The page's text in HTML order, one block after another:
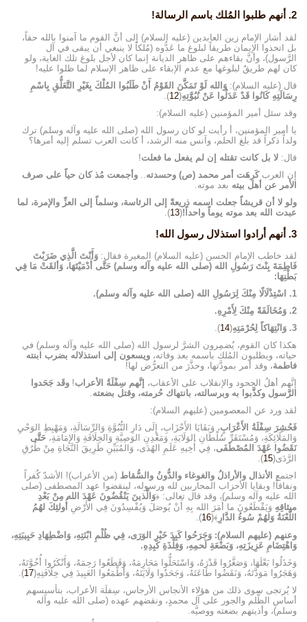
2. أنهم طلبوا المُلك باسم الرسالة!
لقد أشار الإمام زين العابدين (عليه السلام) إلى أنَّ القوم ما آمنوا بالله حقاً،
بل اتخذوا الإيمان طريقاً لبلوغ ما عَدُّوه (مُلكاً لا ينبغي أن يبقى في آل
الرَّسول)، وأنَّ بقاءهم على ظاهر الديانة إنما كان لأجل بلوغ تلك الغاية، ولو
كان لهم طريقٌ لبلوغها مع عدم الإبقاء على ظاهر الإسلام لما ظلوا عليه!
قال (عليه السلام): وَالله لَوْ تَمَكَّنَ القَوْمُ أَنْ طَلَبُوا المُلْكَ بِغَيْرِ التَّعَلُّقِ بِاسْمِ
رِسَالَتِهِ كَانُوا قَدْ عَدَلُوا عَنْ نُبُوَّتِهِ(
12
).
وقد سئل أمير المؤمنين (عليه السلام):
يا أمير المؤمنين، أ رأيت لو كان رسول الله (صلى الله عليه وآله وسلم) ترك
ولداً ذكراً قد بلغ الحلم، وآنس منه الرشد، أ كانت العرب تسلم إليه أمرها؟
قال: لا بل كانت تقتله إن لم يفعل ما فعلت!
إن العربكَرِهَت أمر محمد (ص) وحسدته
وأجمعت مُذ كان حياً على صرف
الأمر عن أهل بيته بعد موته.
ولو لا أن قريشاً جعلت اسمه ذريعةً إلى الرئاسة، وسلماً إلى العزِّ والإمرة، لما
عبدت الله بعد موته يوماً واحداً!(
13
).
3. أنهم أرادوا استذلال رسول الله!
لقد خاطب الإمام الحسن (عليه السلام) المغيرة فقال: وَأَنْتَ الَّذِي ضَرَبْتَ
فَاطِمَةَ بِنْتَ رَسُولِ الله (صلى الله عليه وآله وسلم) حَتَّى أَدْمَيْتَهَا، وَألقَتْ مَا فِي
بَطْنِهَا:
1. اسْتِذْلَالًا مِنْكَ لِرَسُولِ الله (صلى الله عليه وآله وسلم).
2. وَمُخَالَفَةً مِنْكَ لِأَمْرِهِ.
3. وَانْتِهَاكاً لِحُرْمَتِهِ
(
14
).
هكذا كان القوم، يُضمِرون الشرَّ لرسول الله (صلى الله عليه وآله وسلم) في
حياته، ويطلبون المُلك باسمه بعد وفاته، ويسعون إلى استذلاله بضرب ابنته
فاطمة، وقد أمر بمودَّتها، وحذَّرَ من التعرُّض لها!
إنَّهم أهلُ الجحود والإنقلاب على الأعقاب، إنَّهم سِفْلَةُ الأعراب! وقَد جَحَدوا
الرَّسول وكذَّبوا به وبرسالته، بانتهاك حُرمته، وقتل بضعته.
لقد ورد عن المعصومين (عليهم السلام):
فَحُشِرَ سِفْلَةُ الأَعْرَابِ، وَبَقَايَا الأَحْزَابِ، إِلَى دَارِ النُّبُوَّةِ وَالرِّسَالَةِ، وَمَهْبِطِ الوَحْيِ
وَالمَلَائِكَةِ، وَمُسْتَقَرِّ سُلْطَانِ الوَلَايَةِ، وَمَعْدِنِ الوَصِيَّةِ وَالخِلَافَةِ وَالإِمَامَةِ، حَتَّى
نَقَضُوا عَهْدَ المُصْطَفَى، فِي أَخِيهِ عَلَمِ الهُدَى، وَالمُبَيِّنِ طَرِيقَ النَّجَاةِ مِنْ طُرُقِ
الرَّدَى(15
).
اجتمع الأنذال والأراذلُ والغوغاء والدُّونُ والسُّقاط (من الأعراب)! الأشدّ كُفراً
ونفاقاً! وبقايا الأحزاب المحاربين لله ورسوله، لينقضوا عهد المصطفى (صلى
الله عليه وآله وسلم)، وقد قال تعالى: ﴿وَالَّذينَ يَنْقُضُونَ عَهْدَ الله مِنْ بَعْدِ
ميثاقِهِ وَيَقْطَعُونَ ما أَمَرَ الله بِهِ أَنْ يُوصَلَ وَيُفْسِدُونَ فِي الأَرْضِ أُولئِكَ لهُمُ
اللَّعْنَةُ وَلهُمْ سُوءُ الدَّارِ ﴾(16
).
وعنهم (عليهم السلام): وَجَرَحُوا كَبِدَ خَيْرِ الوَرَى، فِي ظُلْمِ ابْنَتِهِ، وَاضْطِهَادِ حَبِيبَتِهِ،
وَاهْتِضَامِ عَزِيزَتِهِ، وَبَضْعَةِ لَحمِهِ، وَفِلْذَةِ كَبِدِهِ.
وَخَذَلُوا بَعْلَهَا، وَصَغَّرُوا قَدْرَهُ، وَاسْتَحَلُّوا مَحَارِمَهُ، وَقَطَعُوا رَحِمَهُ، وَأَنْكَرُوا أُخُوَّتَهُ،
وَهَجَرُوا مَوَدَّتَهُ، وَنَقَضُوا طَاعَتَهُ، وَجَحَدُوا وَلَايَتَهُ، وَأَطْمَعُوا العَبِيدَ فِي خِلَافَتِهِ(17
).
لا يُرتجى سوى ذلك من هؤلاء الأنجاس الأرجاس، سِفلَة الأعراب، بتأسيسهم
أساس الظُّلم والجور على آل محمدٍ، ونقضهم عهده (صلى الله عليه وآله
وسلم)، وأذيتهم بضعته ووصيَّه.